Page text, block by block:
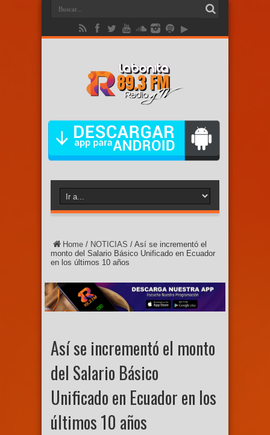
Home / NOTICIAS / Así se incrementó el
monto del Salario Básico Unificado en Ecuador
en los últimos 10 años
Así se incrementó el monto
del Salario Básico
Unificado en Ecuador en los
últimos 10 años